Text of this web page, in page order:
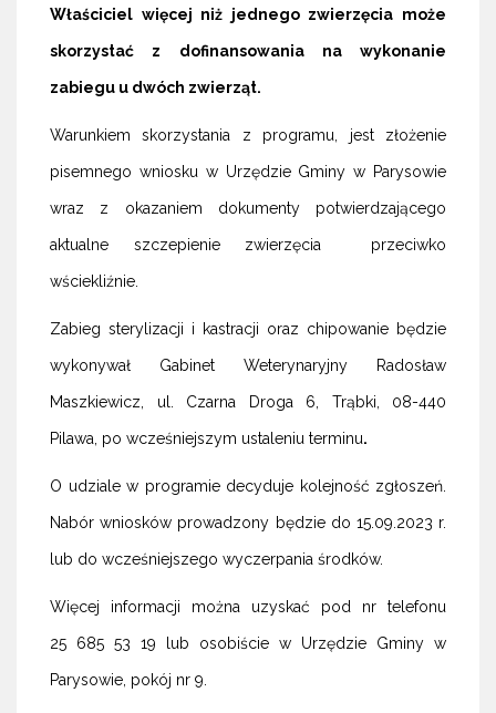
Właściciel więcej niż jednego zwierzęcia może
skorzystać z dofinansowania na wykonanie
zabiegu u dwóch zwierząt.
Warunkiem skorzystania z programu, jest złożenie
pisemnego wniosku w Urzędzie Gminy w Parysowie
wraz z okazaniem dokumenty potwierdzającego
aktualne szczepienie zwierzęcia przeciwko
wściekliźnie.
Zabieg sterylizacji i kastracji oraz chipowanie będzie
wykonywał Gabinet Weterynaryjny Radosław
Maszkiewicz, ul. Czarna Droga 6, Trąbki, 08-440
Pilawa, po wcześniejszym ustaleniu terminu.
O udziale w programie decyduje kolejność zgłoszeń.
Nabór wniosków prowadzony będzie do 15.09.2023 r.
lub do wcześniejszego wyczerpania środków.
Więcej informacji można uzyskać pod nr telefonu
25 685 53 19 lub osobiście w Urzędzie Gminy w
Parysowie, pokój nr 9.